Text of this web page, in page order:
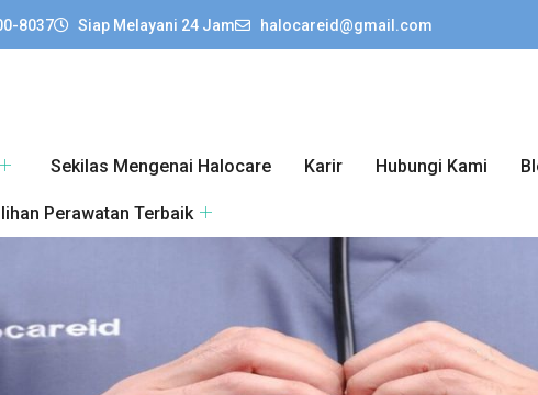
8037 Siap Melayani 24 Jam halocareid@gmail.com
Sekilas Mengenai Halocare Karir Hubungi Kami
Perawatan Terbaik